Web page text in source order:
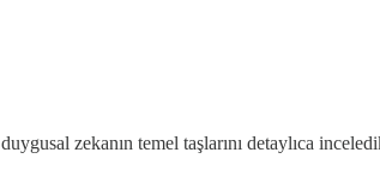
zekanın temel taşlarını detaylıca